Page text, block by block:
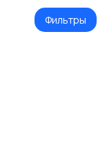
Фильтры